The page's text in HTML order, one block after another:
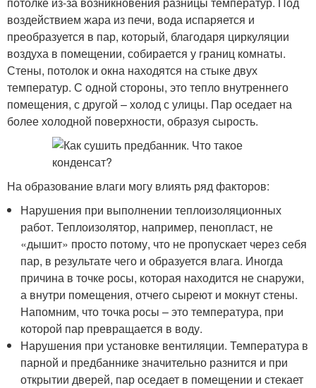
воздействием жара из печи, вода испаряется и
преобразуется в пар, который, благодаря циркуляции
воздуха в помещении, собирается у границ комнаты.
Стены, потолок и окна находятся на стыке двух
температур. С одной стороны, это тепло внутреннего
помещения, с другой – холод с улицы. Пар оседает на
более холодной поверхности, образуя сырость.
На образование влаги могу влиять ряд факторов:
Нарушения при выполнении теплоизоляционных
работ. Теплоизолятор, например, пенопласт, не
«дышит» просто потому, что не пропускает через себя
пар, в результате чего и образуется влага. Иногда
причина в точке росы, которая находится не снаружи,
а внутри помещения, отчего сыреют и мокнут стены.
Напомним, что точка росы – это температура, при
которой пар превращается в воду.
Нарушения при установке вентиляции. Температура в
парной и предбаннике значительно разнится и при
открытии дверей, пар оседает в помещении и стекает